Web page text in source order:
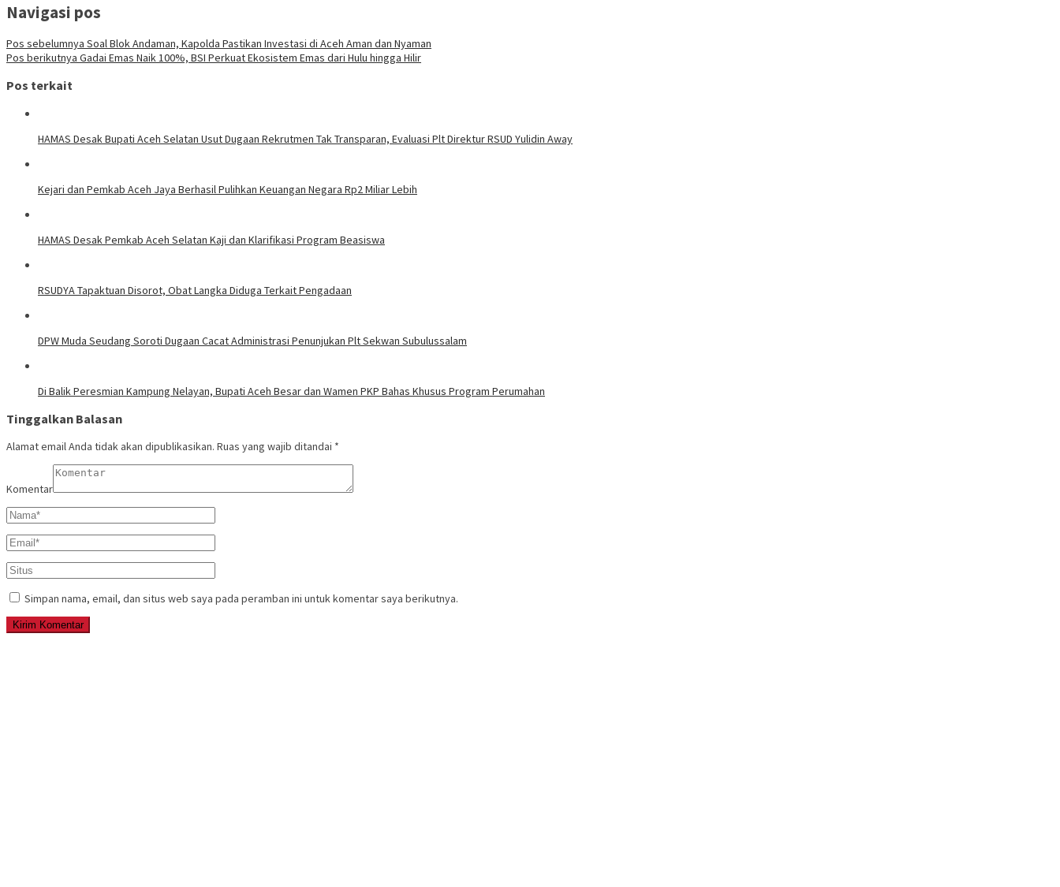
Navigasi pos
Pos sebelumnya Soal Blok Andaman, Kapolda Pastikan Investasi di Aceh Aman dan Nyaman
Pos berikutnya Gadai Emas Naik 100%, BSI Perkuat Ekosistem Emas dari Hulu hingga Hilir
Pos terkait
HAMAS Desak Bupati Aceh Selatan Usut Dugaan Rekrutmen Tak Transparan, Evaluasi Plt Direktur RSUD Yulidin Away
Kejari dan Pemkab Aceh Jaya Berhasil Pulihkan Keuangan Negara Rp2 Miliar Lebih
HAMAS Desak Pemkab Aceh Selatan Kaji dan Klarifikasi Program Beasiswa
RSUDYA Tapaktuan Disorot, Obat Langka Diduga Terkait Pengadaan
DPW Muda Seudang Soroti Dugaan Cacat Administrasi Penunjukan Plt Sekwan Subulussalam
Di Balik Peresmian Kampung Nelayan, Bupati Aceh Besar dan Wamen PKP Bahas Khusus Program Perumahan
Tinggalkan Balasan
Alamat email Anda tidak akan dipublikasikan. Ruas yang wajib ditandai *
Komentar
Simpan nama, email, dan situs web saya pada peramban ini untuk komentar saya berikutnya.